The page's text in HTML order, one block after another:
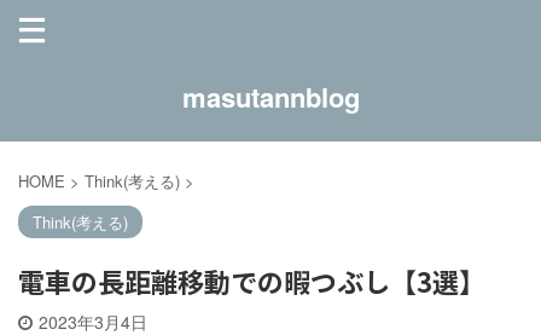
masutannblog
HOME > Think(考える) >
Think(考える)
電車の長距離移動での暇つぶし【3選】
2023年3月4日